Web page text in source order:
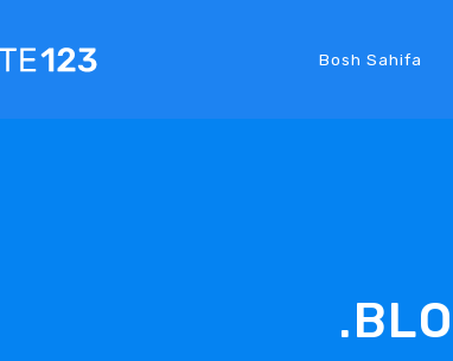
Bosh Sahifa